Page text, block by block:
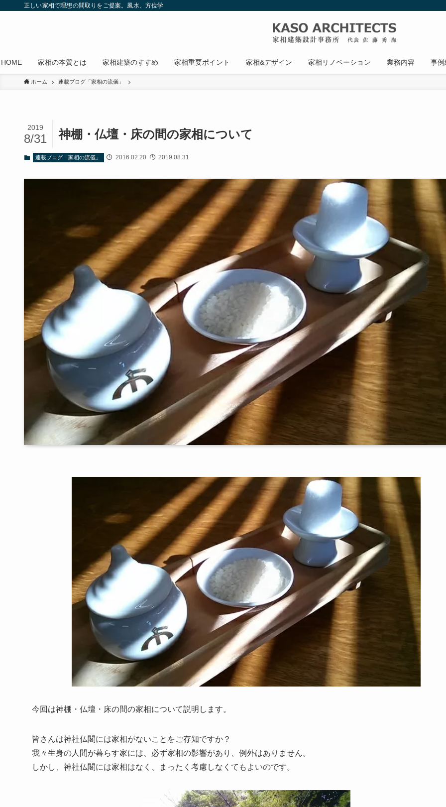
正しい家相で理想の間取りをご提案。風水、方位学
HOME 家相の本質とは 家相建築のすすめ 家相重要ポイント 家相&デザイン 家相リノベーション 業務内容 事例
ホーム 連載ブログ「家相の流儀」
神棚・仏壇・床の間の家相について
2019
8/31
連載ブログ「家相の流儀」 2016.02.20 2019.08.31
今回は神棚・仏壇・床の間の家相について説明します。
皆さんは神社仏閣には家相がないことをご存知ですか？
我々生身の人間が暮らす家には、必ず家相の影響があり、例外はありません。
しかし、神社仏閣には家相はなく、まったく考慮しなくてもよいのです。